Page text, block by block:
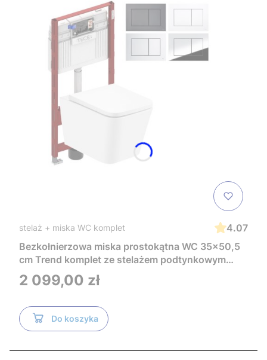
stelaż + miska WC komplet
4.07
Bezkołnierzowa miska prostokątna WC 35x50,5
cm Trend komplet ze stelażem podtynkowym
Tece i czarnym przyciskiem TeceNow
TR2216+Tece
Cena
2 099,00 zł
Do koszyka